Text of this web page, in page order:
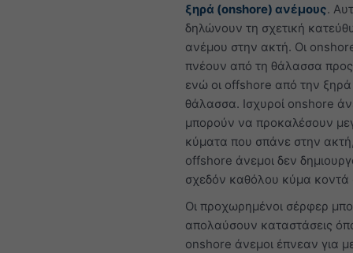
ξηρά (onshore) ανέμους.
δηλώνουν τη σχετική
ανέμου στην ακτή. Οι
πνέουν από τη θάλασσα
ενώ οι offshore από την
θάλασσα. Ισχυροί onshore
μπορούν να προκαλέσουν
κύματα που σπάνε στην
offshore άνεμοι δεν
σχεδόν καθόλου κύμα κοντά
Οι προχωρημένοι σέρφερ
απολαύσουν καταστάσεις
onshore άνεμοι έπνεαν για